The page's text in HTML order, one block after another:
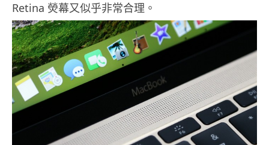
Retina 熒幕又似乎非常合理。